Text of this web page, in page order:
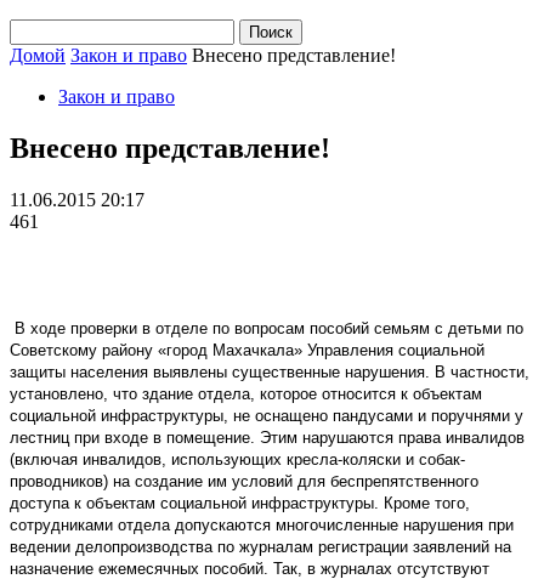
Домой Закон и право Внесено представление!
Закон и право
Внесено представление!
11.06.2015 20:17
461
В ходе проверки в отделе по вопросам пособий семьям с детьми по
Советскому району «город Махачкала» Управления социальной
защиты населения выявлены существенные нарушения. В частности,
установлено, что здание отдела, которое относится к объектам
социальной инфраструктуры, не оснащено пандусами и поручнями у
лестниц при входе в помещение. Этим нарушаются права инвалидов
(включая инвалидов, использующих кресла-коляски и собак-
проводников) на создание им условий для беспрепятственного
доступа к объектам социальной инфраструктуры. Кроме того,
сотрудниками отдела допускаются многочисленные нарушения при
ведении делопроизводства по журналам регистрации заявлений на
назначение ежемесячных пособий. Так, в журналах отсутствуют